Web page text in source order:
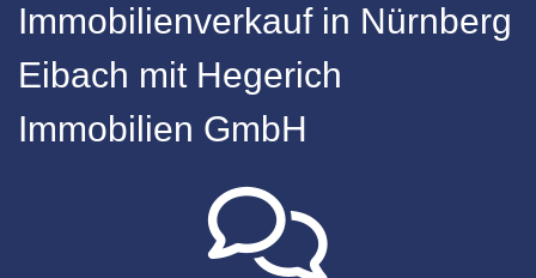
Immobilienverkauf in Nürnberg
Eibach mit Hegerich
Immobilien GmbH